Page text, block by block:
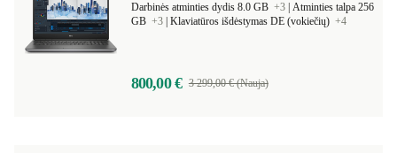
Darbinės atminties dydis 8.0 GB +3 Atminties talpa 256
GB +3 Klaviatūros išdėstymas DE (vokiečių) +4
800,00 € 3 299,00 € (Nauja)